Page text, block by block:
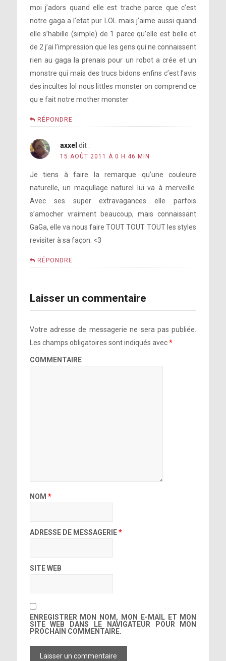
moi j’adors quand elle est trache parce que c’est
notre gaga a l’etat pur LOL mais j’aime aussi quand
elle s’habille (simple) de 1 parce qu’elle est belle et
de 2 j’ai l’impression que les gens qui ne connaissent
rien au gaga la prenais pour un robot a crée et un
monstre qui mais des trucs bidons enfins c’est l’avis
des incultes lol nous littles monster on comprend ce
qu e fait notre mother monster
RÉPONDRE
axxel dit :
15 AOÛT 2011 À 0 H 46 MIN
Je tiens à faire la remarque qu’une couleure
naturelle, un maqullage naturel lui va à merveille.
Avec ses super extravagances elle parfois
s’amocher vraiment beaucoup, mais connaissant
GaGa, elle va nous faire TOUT TOUT TOUT les styles
revisiter à sa façon. <3
RÉPONDRE
Laisser un commentaire
Votre adresse de messagerie ne sera pas publiée.
Les champs obligatoires sont indiqués avec*
COMMENTAIRE
NOM *
ADRESSE DE MESSAGERIE*
SITE WEB
ENREGISTRER MON NOM, MON E-MAIL ET MON
SITE WEB DANS LE NAVIGATEUR POUR MON
PROCHAIN COMMENTAIRE.